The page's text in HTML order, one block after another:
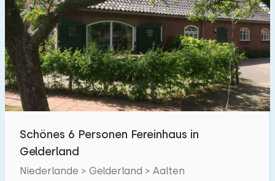
Schönes 6 Personen Fereinhaus in
Gelderland
Niederlande > Gelderland > Aalten